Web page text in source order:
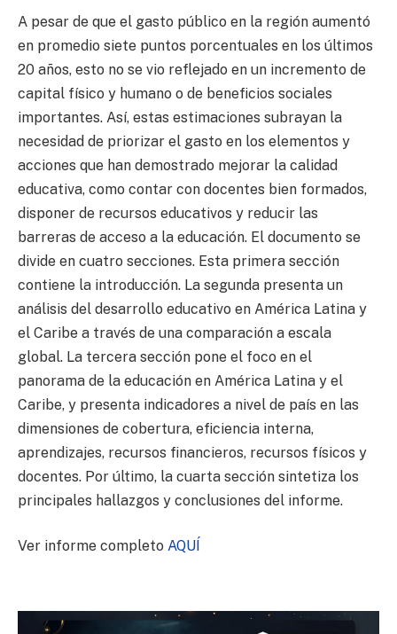
A pesar de que el gasto público en la región aumentó
en promedio siete puntos porcentuales en los últimos
20 años, esto no se vio reflejado en un incremento de
capital físico y humano o de beneficios sociales
importantes. Así, estas estimaciones subrayan la
necesidad de priorizar el gasto en los elementos y
acciones que han demostrado mejorar la calidad
educativa, como contar con docentes bien formados,
disponer de recursos educativos y reducir las
barreras de acceso a la educación. El documento se
divide en cuatro secciones. Esta primera sección
contiene la introducción. La segunda presenta un
análisis del desarrollo educativo en América Latina y
el Caribe a través de una comparación a escala
global. La tercera sección pone el foco en el
panorama de la educación en América Latina y el
Caribe, y presenta indicadores a nivel de país en las
dimensiones de cobertura, eficiencia interna,
aprendizajes, recursos financieros, recursos físicos y
docentes. Por último, la cuarta sección sintetiza los
principales hallazgos y conclusiones del informe.
Ver informe completo AQUÍ